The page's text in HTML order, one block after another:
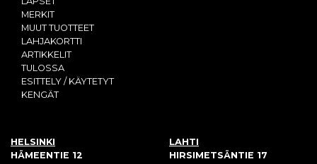
MERKIT
MUUT TUOTTEET
LAHJAKORTTI
ARTIKKELIT
TULOSSA
ESITTELY / KÄYTETYT
KENGÄT
HELSINKI
HÄMEENTIE 12
LAHTI
HIRSIMETSÄNTIE 17